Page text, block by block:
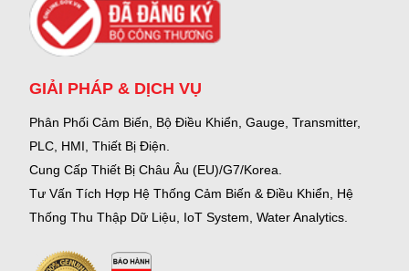
GIẢI PHÁP & DỊCH VỤ
Phân Phối Cảm Biến, Bộ Điều Khiển, Gauge, Transmitter,
PLC, HMI, Thiết Bị Điện.
Cung Cấp Thiết Bị Châu Âu (EU)/G7/Korea.
Tư Vấn Tích Hợp Hệ Thống Cảm Biến & Điều Khiển, Hệ
Thống Thu Thập Dữ Liệu, IoT System, Water Analytics.